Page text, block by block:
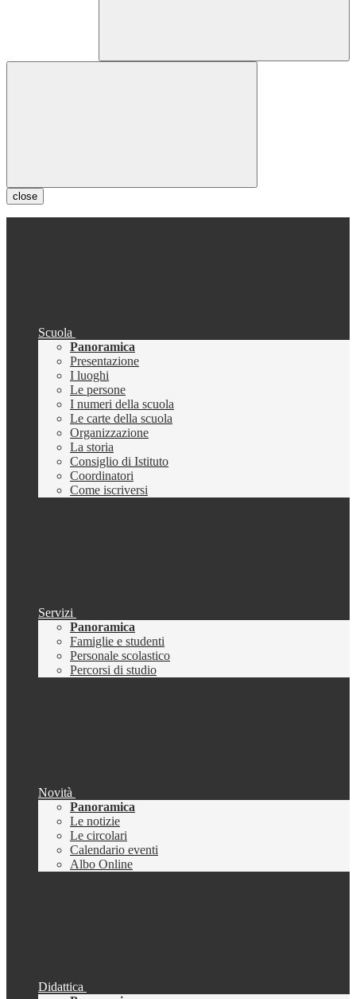
close
Scuola
Panoramica
Presentazione
I luoghi
Le persone
I numeri della scuola
Le carte della scuola
Organizzazione
La storia
Consiglio di Istituto
Coordinatori
Come iscriversi
Servizi
Panoramica
Famiglie e studenti
Personale scolastico
Percorsi di studio
Novità
Panoramica
Le notizie
Le circolari
Calendario eventi
Albo Online
Didattica